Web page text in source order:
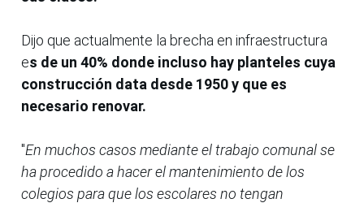
Dijo que actualmente la brecha en infraestructura
es de un 40% donde incluso hay planteles cuya
construcción data desde 1950 y que es
necesario renovar.
"En muchos casos mediante el trabajo comunal se
ha procedido a hacer el mantenimiento de los
colegios para que los escolares no tengan